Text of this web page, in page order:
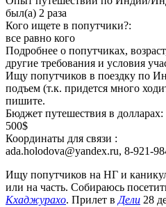
был(а) 2 раза
Кого ищете в попутчики?:
все равно кого
Подробнее о попутчиках,
другие требования и условия
Ищу попутчиков в поездку по
подъем (т.к. придется много
пишите.
Бюджет путешествия в долларах:
500$
Координаты для связи :
ada.holodova@yandex.ru, 8-921-
Ищу попутчиков на НГ и
или на часть. Собираюсь
Кхаджурахо. Прилет вДели 28